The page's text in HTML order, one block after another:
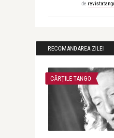
de
RECOMANDAREA ZILEI
CĂRȚILE TANGO